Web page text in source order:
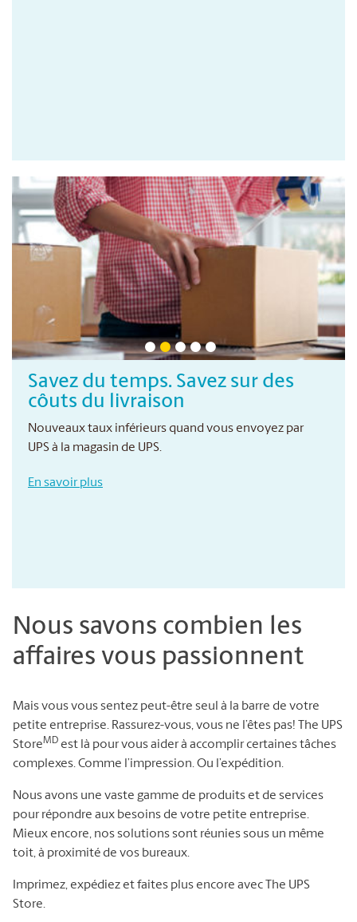
Savez du temps. Savez sur des
côuts du livraison
Nouveaux taux inférieurs quand vous envoyez par
UPS à la magasin de UPS.
En savoir plus
Nous savons combien les
affaires vous passionnent
Mais vous vous sentez peut-être seul à la barre de votre
petite entreprise. Rassurez-vous, vous ne l’êtes pas! The UPS
StoreMD est là pour vous aider à accomplir certaines tâches
complexes. Comme l’impression. Ou l’expédition.
Nous avons une vaste gamme de produits et de services
pour répondre aux besoins de votre petite entreprise.
Mieux encore, nos solutions sont réunies sous un même
toit, à proximité de vos bureaux.
Imprimez, expédiez et faites plus encore avec The UPS
Store.